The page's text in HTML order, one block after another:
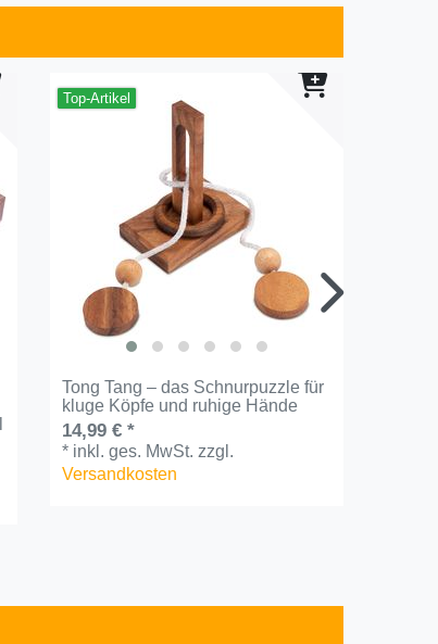
Top-Artikel
Tong Tang – das Schnurpuzzle für
kluge Köpfe und ruhige Hände
14,99 € *
* inkl. ges. MwSt. zzgl.
Versandkosten